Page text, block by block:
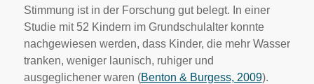
Stimmung ist in der Forschung gut belegt. In einer
Studie mit 52 Kindern im Grundschulalter konnte
nachgewiesen werden, dass Kinder, die mehr Wasser
tranken, weniger launisch, ruhiger und
ausgeglichener waren (Benton & Burgess, 2009).